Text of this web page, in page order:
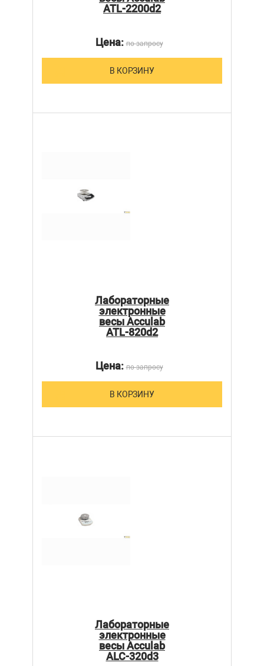
ATL-2200d2
Цена:по запросу
В КОРЗИНУ
Лабораторные
электронные
весы Acculab
ATL-820d2
Цена:по запросу
В КОРЗИНУ
Лабораторные
электронные
весы Acculab
ALC-320d3